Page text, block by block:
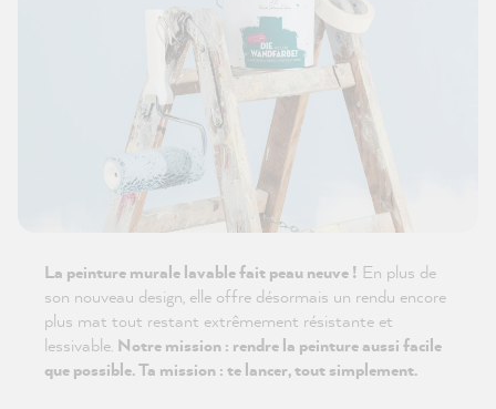
La peinture murale lavable fait peau neuve ! En plus de
son nouveau design, elle offre désormais un rendu encore
plus mat tout restant extrêmement résistante et
lessivable. Notre mission : rendre la peinture aussi facile
que possible. Ta mission : te lancer, tout simplement.